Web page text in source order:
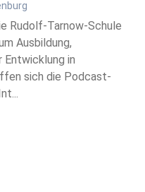
Rudolf-Tarnow-Schule
Ausbildung,
Entwicklung in
sich die Podcast-